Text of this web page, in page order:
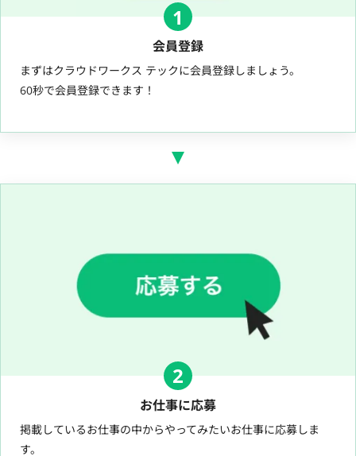
1
会員登録
まずはクラウドワークス テックに会員登録しましょう。
60秒で会員登録できます！
2
お仕事に応募
掲載しているお仕事の中からやってみたいお仕事に応募しま
す。